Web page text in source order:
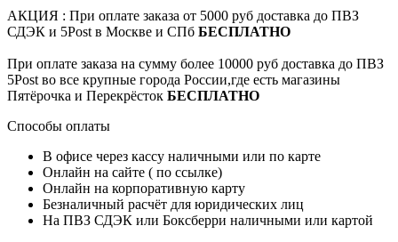
АКЦИЯ : При оплате заказа от 5000 руб доставка до ПВЗ
СДЭК и 5Post в Москве и СПб БЕСПЛАТНО
При оплате заказа на сумму более 10000 руб доставка до ПВЗ
5Post во все крупные города России,где есть магазины
Пятёрочка и Перекрёсток БЕСПЛАТНО
Способы оплаты
В офисе через кассу наличными или по карте
Онлайн на сайте ( по ссылке)
Онлайн на корпоративную карту
Безналичный расчёт для юридических лиц
На ПВЗ СДЭК или Боксберри наличными или картой